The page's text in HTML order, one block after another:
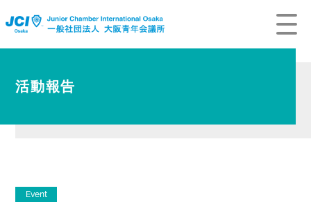
活動報告
Event